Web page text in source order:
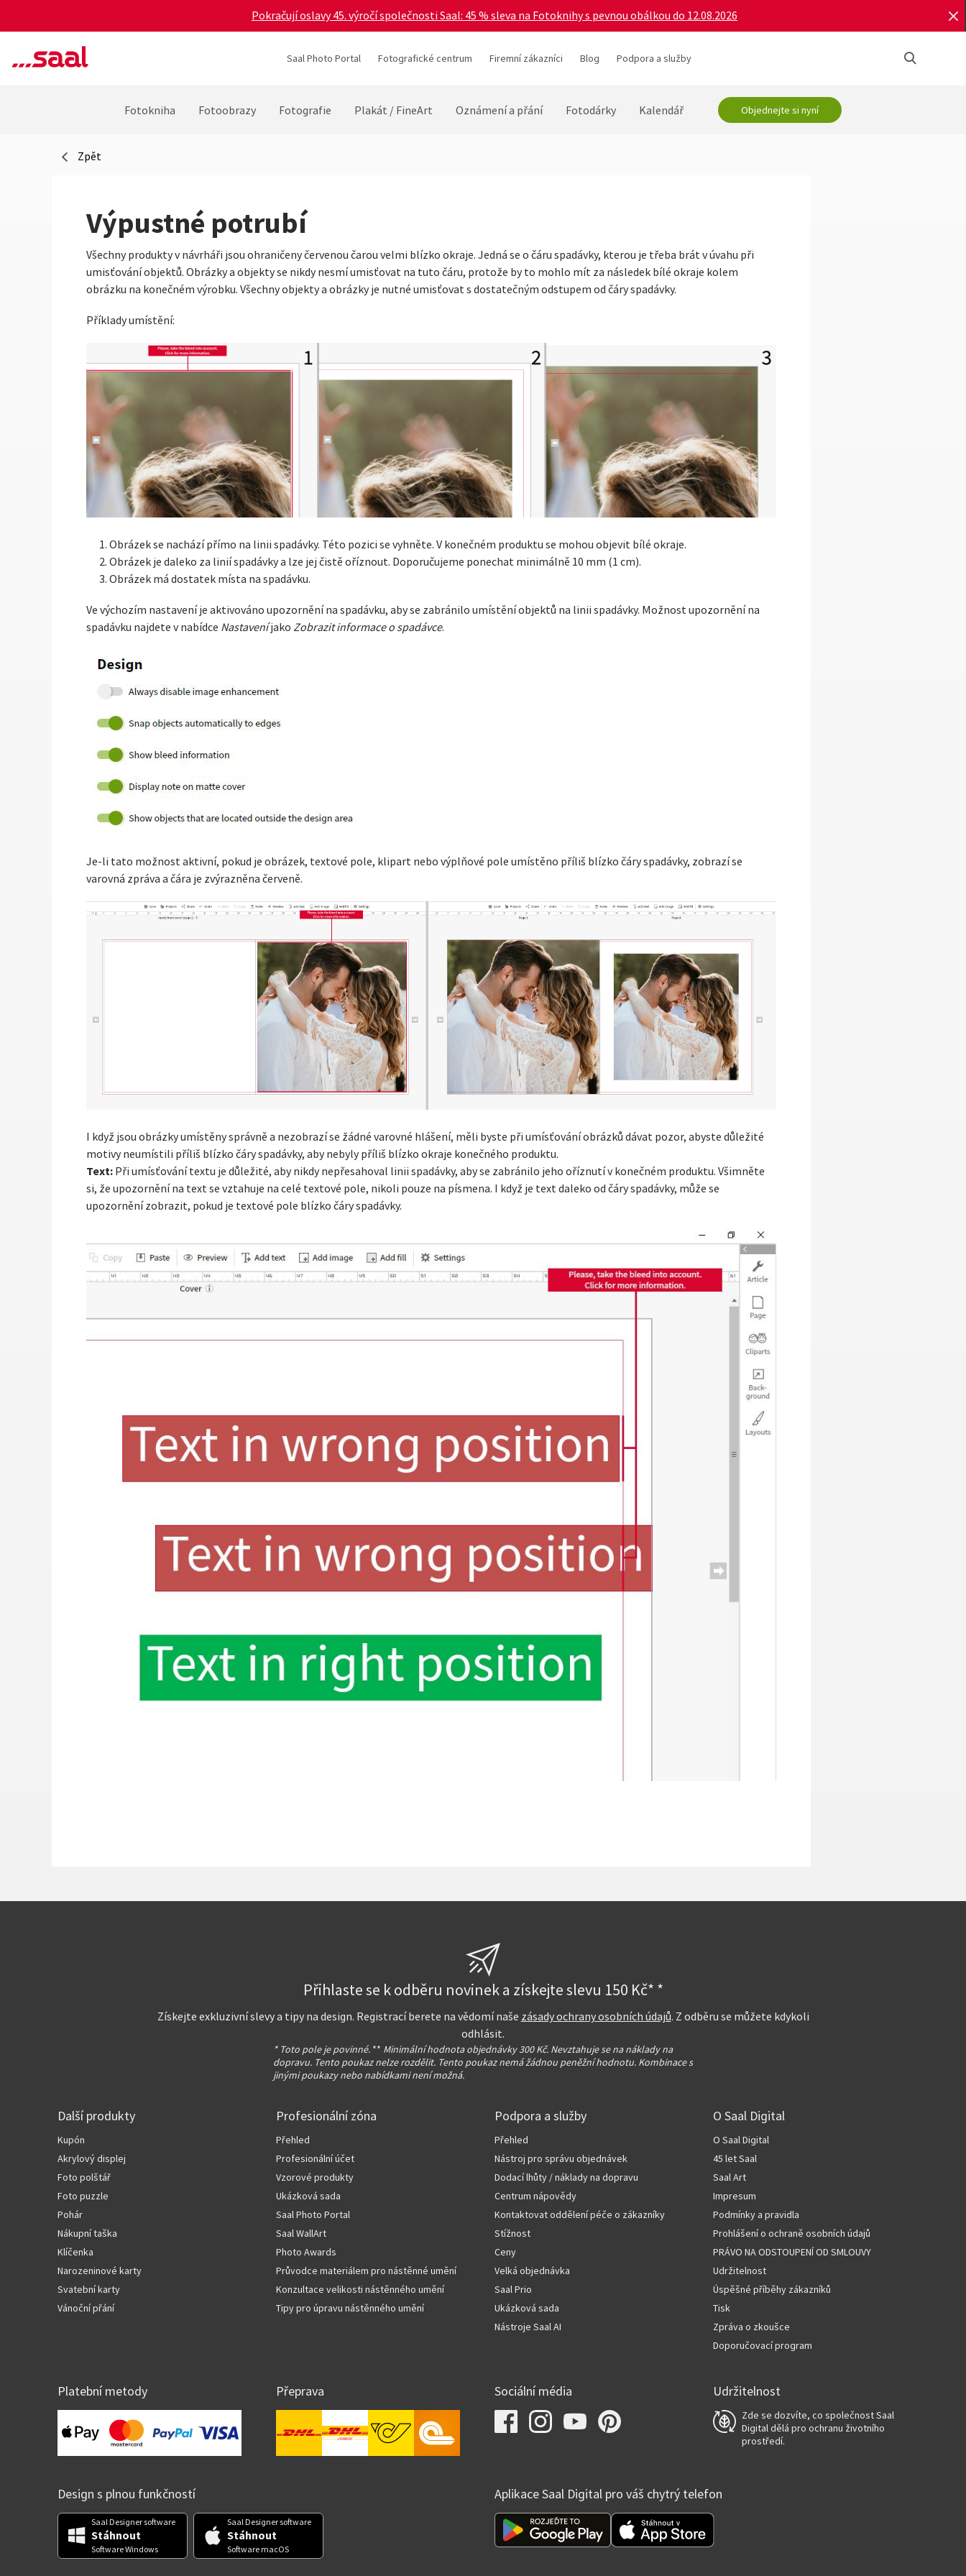
Pokračují oslavy 45. výročí společnosti Saal: 45 % sleva na Fotoknihy s pevnou obálkou do 12.08.2026
Saal Photo Portal Fotografické centrum Firemní zákazníci Blog Podpora a služby
Fotokniha Fotoobrazy Fotografie Plakát / FineArt Oznámení a přání Fotodárky Kalendář Objednejte si nyní
Zpět
Výpustné potrubí
Všechny produkty v návrháři jsou ohraničeny červenou čarou velmi blízko okraje. Jedná se o čáru spadávky, kterou je třeba brát v úvahu při
umisťování objektů. Obrázky a objekty se nikdy nesmí umisťovat na tuto čáru, protože by to mohlo mít za následek bílé okraje kolem
obrázku na konečném výrobku. Všechny objekty a obrázky je nutné umisťovat s dostatečným odstupem od čáry spadávky.
Příklady umístění:
Obrázek se nachází přímo na linii spadávky. Této pozici se vyhněte. V konečném produktu se mohou objevit bílé okraje.
Obrázek je daleko za linií spadávky a lze jej čistě oříznout. Doporučujeme ponechat minimálně 10 mm (1 cm).
Obrázek má dostatek místa na spadávku.
Ve výchozím nastavení je aktivováno upozornění na spadávku, aby se zabránilo umístění objektů na linii spadávky. Možnost upozornění na
spadávku najdete v nabídce Nastaveníjako Zobrazit informace o spadávce.
Je-li tato možnost aktivní, pokud je obrázek, textové pole, klipart nebo výplňové pole umístěno příliš blízko čáry spadávky, zobrazí se
varovná zpráva a čára je zvýrazněna červeně.
I když jsou obrázky umístěny správně a nezobrazí se žádné varovné hlášení, měli byste při umísťování obrázků dávat pozor, abyste důležité
motivy neumístili příliš blízko čáry spadávky, aby nebyly příliš blízko okraje konečného produktu.
Text: Při umísťování textu je důležité, aby nikdy nepřesahoval linii spadávky, aby se zabránilo jeho oříznutí v konečném produktu. Všimněte
si, že upozornění na text se vztahuje na celé textové pole, nikoli pouze na písmena. I když je text daleko od čáry spadávky, může se
upozornění zobrazit, pokud je textové pole blízko čáry spadávky.
Přihlaste se k odběru novinek a získejte slevu 150 Kč* *
Získejte exkluzivní slevy a tipy na design. Registrací berete na vědomí naše zásady ochrany osobních údajů. Z odběru se můžete kdykoli
odhlásit.
* Toto pole je povinné. ** Minimální hodnota objednávky 300 Kč. Nevztahuje se na náklady na
dopravu. Tento poukaz nelze rozdělit. Tento poukaz nemá žádnou peněžní hodnotu. Kombinace s
jinými poukazy nebo nabídkami není možná.
Další produkty
Kupón
Akrylový displej
Foto polštář
Foto puzzle
Pohár
Nákupní taška
Klíčenka
Narozeninové karty
Svatební karty
Vánoční přání
Profesionální zóna
Přehled
Profesionální účet
Vzorové produkty
Ukázková sada
Saal Photo Portal
Saal WallArt
Photo Awards
Průvodce materiálem pro nástěnné umění
Konzultace velikosti nástěnného umění
Tipy pro úpravu nástěnného umění
Podpora a služby
Přehled
Nástroj pro správu objednávek
Dodací lhůty / náklady na dopravu
Centrum nápovědy
Kontaktovat oddělení péče o zákazníky
Stížnost
Ceny
Velká objednávka
Saal Prio
Ukázková sada
Nástroje Saal AI
O Saal Digital
O Saal Digital
45 let Saal
Saal Art
Impresum
Podmínky a pravidla
Prohlášení o ochraně osobních údajů
PRÁVO NA ODSTOUPENÍ OD SMLOUVY
Udržitelnost
Úspěšné příběhy zákazníků
Tisk
Zpráva o zkoušce
Doporučovací program
Platební metody Přeprava Sociální média Udržitelnost
Zde se dozvíte, co společnost Saal
Digital dělá pro ochranu životního
prostředí.
Design s plnou funkčností
Saal Designer software
Stáhnout
Software Windows
Saal Designer software
Stáhnout
Software macOS
Aplikace Saal Digital pro váš chytrý telefon